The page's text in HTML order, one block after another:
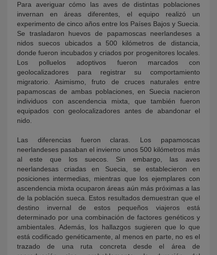
Para averiguar cómo las aves de distintas poblaciones
invernan en áreas diferentes, el equipo realizó un
experimento de cinco años entre los Países Bajos y Suecia.
Se trasladaron huevos de papamoscas neerlandeses a
nidos suecos ubicados a 500 kilómetros de distancia,
donde fueron incubados y criados por progenitores locales.
Los polluelos adoptivos fueron marcados con
geolocalizadores para registrar su comportamiento
migratorio. Asimismo, fruto de cruces naturales entre
papamoscas de ambas poblaciones, en Suecia nacieron
individuos con ascendencia mixta, que también fueron
equipados con geolocalizadores antes de abandonar el
nido.
Las diferencias fueron claras. Los papamoscas
neerlandeses pasaban el invierno unos 500 kilómetros más
al este que los suecos. Sin embargo, las aves
neerlandesas criadas en Suecia, se establecieron en
posiciones intermedias, mientras que los ejemplares con
ascendencia mixta ocuparon áreas aún más próximas a las
de la población sueca. Estos resultados demuestran que el
destino invernal de estos pequeños viajeros está
determinado por una combinación de factores genéticos y
ambientales. Además, los hallazgos sugieren que lo que
está codificado genéticamente, al menos en parte, no es el
trazado de una ruta concreta desde el área de